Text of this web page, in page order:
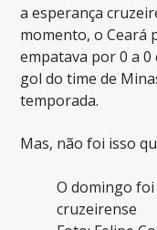
a esperança
momento, o Ceará
empatava por 0 a
gol do time de
temporada.
Mas, não foi isso
O domingo
cruzeirense